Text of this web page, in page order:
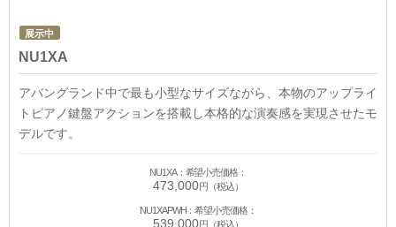
展示中
NU1XA
アバングランド中で最も小型なサイズながら、本物のアップライ
トピアノ鍵盤アクションを搭載し本格的な演奏感を実現させたモ
デルです。
NU1XA：希望小売価格：
473,000円（税込）
NU1XAPWH：希望小売価格：
539,000円（税込）